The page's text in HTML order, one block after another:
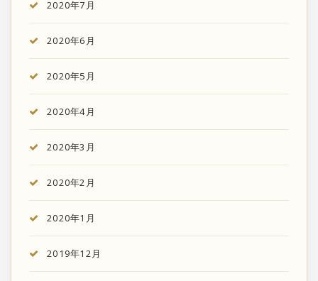
2020年7月
2020年6月
2020年5月
2020年4月
2020年3月
2020年2月
2020年1月
2019年12月